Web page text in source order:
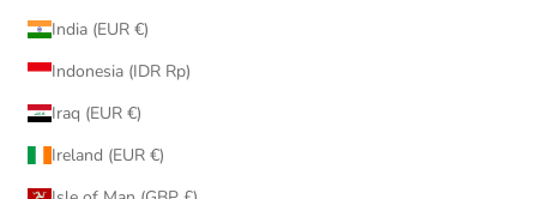
India (EUR €)
Indonesia (IDR Rp)
Iraq (EUR €)
Ireland (EUR €)